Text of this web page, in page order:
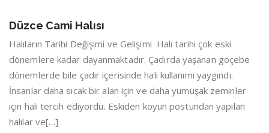
Düzce Cami Halısı
Halıların Tarihi Değişimi ve Gelişimi Halı tarihi çok eski
dönemlere kadar dayanmaktadır. Çadırda yaşanan göçebe
dönemlerde bile çadır içerisinde halı kullanımı yaygındı.
İnsanlar daha sıcak bir alan için ve daha yumuşak zeminler
için halı tercih ediyordu. Eskiden koyun postundan yapılan
halılar ve[…]